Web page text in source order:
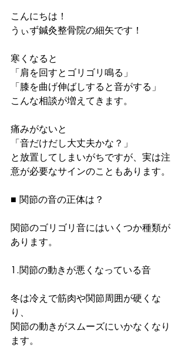
こんにちは！
うぃず鍼灸整骨院の細矢です！
寒くなると
「肩を回すとゴリゴリ鳴る」
「膝を曲げ伸ばしすると音がする」
こんな相談が増えてきます。
痛みがないと
「音だけだし大丈夫かな？」
と放置してしまいがちですが、実は注
意が必要なサインのこともあります。
■ 関節の音の正体は？
関節のゴリゴリ音にはいくつか種類が
あります。
1.関節の動きが悪くなっている音
冬は冷えで筋肉や関節周囲が硬くな
り、
関節の動きがスムーズにいかなくなり
ます。